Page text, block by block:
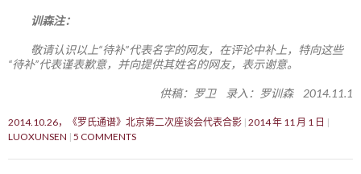
训森注：
敬请认识以上“待补”代表名字的网友，在评论中补上，特向这些
“待补”代表谨表歉意，并向提供其姓名的网友，表示谢意。
供稿：罗卫 录入：罗训森 2014.11.1
2014.10.26，《罗氏通谱》北京第二次座谈会代表合影 2014 年 11 月 1 日
LUOXUNSEN 5 COMMENTS